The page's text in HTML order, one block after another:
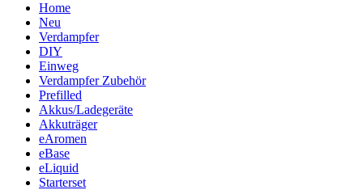
Home
Neu
Verdampfer
DIY
Einweg
Verdampfer Zubehör
Prefilled
Akkus/Ladegeräte
Akkuträger
eAromen
eBase
eLiquid
Starterset